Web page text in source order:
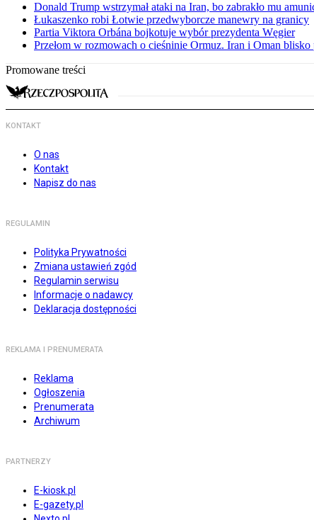
Donald Trump wstrzymał ataki na Iran, bo zabrakło mu
Łukaszenko robi Łotwie przedwyborcze manewry na granicy
Partia Viktora Orbána bojkotuje wybór prezydenta Węgier
Przełom w rozmowach o cieśninie Ormuz. Iran i Oman blisko
Promowane treści
KONTAKT
O nas
Kontakt
Napisz do nas
REGULAMIN
Polityka Prywatności
Zmiana ustawień zgód
Regulamin serwisu
Informacje o nadawcy
Deklaracja dostępności
REKLAMA I PRENUMERATA
Reklama
Ogłoszenia
Prenumerata
Archiwum
PARTNERZY
E-kiosk.pl
E-gazety.pl